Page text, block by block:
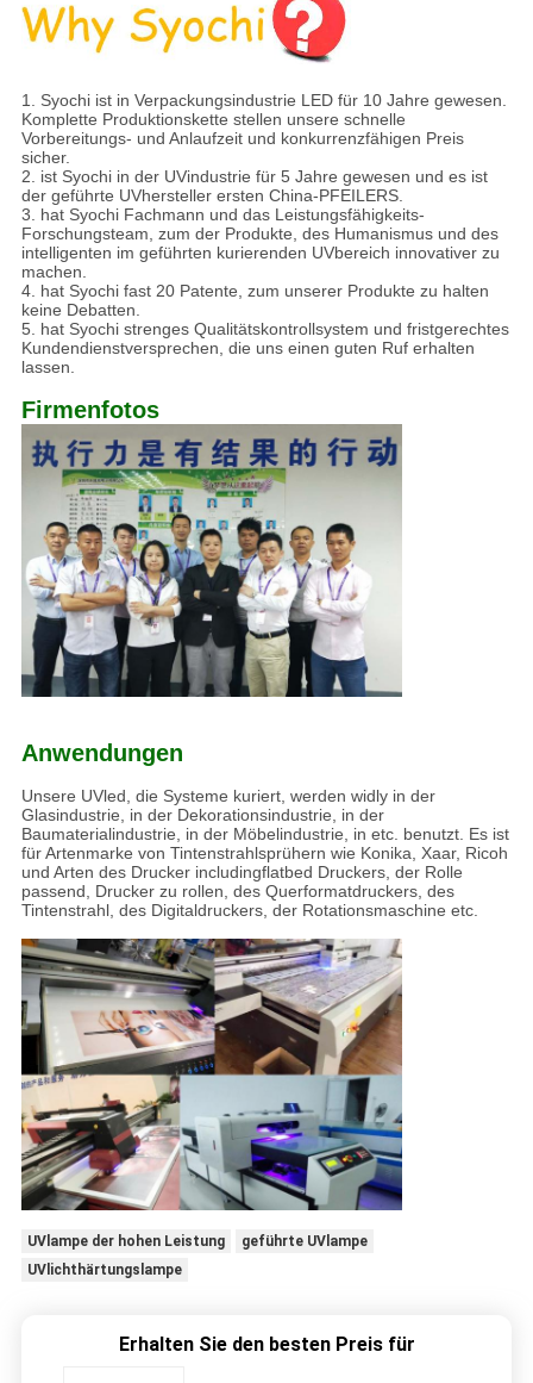
1. Syochi ist in Verpackungsindustrie LED für 10 Jahre gewesen.
Komplette Produktionskette stellen unsere schnelle
Vorbereitungs- und Anlaufzeit und konkurrenzfähigen Preis
sicher.
2. ist Syochi in der UVindustrie für 5 Jahre gewesen und es ist
der geführte UVhersteller ersten China-PFEILERS.
3. hat Syochi Fachmann und das Leistungsfähigkeits-
Forschungsteam, zum der Produkte, des Humanismus und des
intelligenten im geführten kurierenden UVbereich innovativer zu
machen.
4. hat Syochi fast 20 Patente, zum unserer Produkte zu halten
keine Debatten.
5. hat Syochi strenges Qualitätskontrollsystem und fristgerechtes
Kundendienstversprechen, die uns einen guten Ruf erhalten
lassen.
Firmenfotos
Anwendungen
Unsere UVled, die Systeme kuriert, werden widly in der
Glasindustrie, in der Dekorationsindustrie, in der
Baumaterialindustrie, in der Möbelindustrie, in etc. benutzt. Es ist
für Artenmarke von Tintenstrahlsprühern wie Konika, Xaar, Ricoh
und Arten des Drucker includingflatbed Druckers, der Rolle
passend, Drucker zu rollen, des Querformatdruckers, des
Tintenstrahl, des Digitaldruckers, der Rotationsmaschine etc.
UVlampe der hohen Leistung
geführte UVlampe
UVlichthärtungslampe
Erhalten Sie den besten Preis für